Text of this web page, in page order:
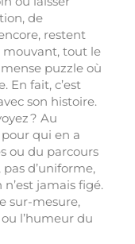
de
restent
mouvant, tout le
puzzle où
En fait, c’est
son histoire.
? Au
pour qui en a
ou du parcours
d’uniforme,
jamais figé.
sur-mesure,
l’humeur du